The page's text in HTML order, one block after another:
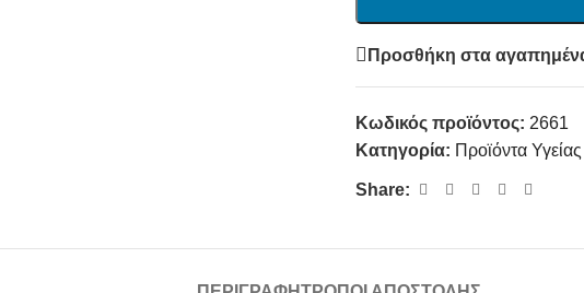
Προσθήκη στα
Κωδικός προϊόντος: 2661
Κατηγορία: Προϊόντα
Share: